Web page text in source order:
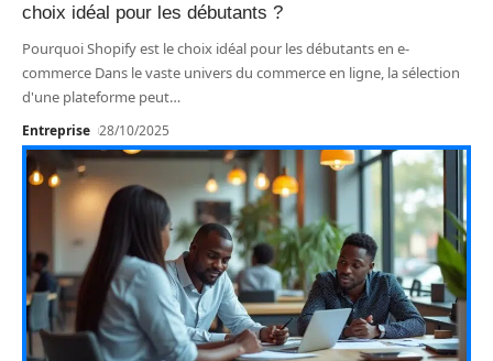
choix idéal pour les débutants ?
Pourquoi Shopify est le choix idéal pour les débutants en e-
commerce Dans le vaste univers du commerce en ligne, la sélection
d'une plateforme peut…
Entreprise 28/10/2025